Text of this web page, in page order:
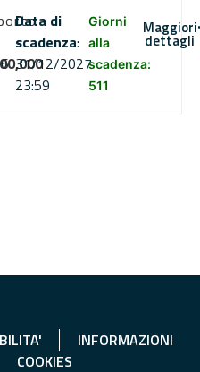
Data di
scadenza:
31/12/2027
23:59
Giorni
alla
scadenza:
511
Maggiori
dettagli
INFORMAZIONI
COOKIES